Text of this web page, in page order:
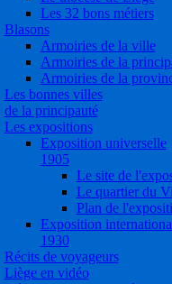
Les 32 bons métiers
Blasons
Armoiries de la ville
Armoiries de la
Armoiries de la
Les bonnes villes
de la principauté
Les expositions
Exposition universelle
1905
Le site de
Le quartier du
Plan de
Exposition
1930
Récits de voyageurs
Liège en vidéo